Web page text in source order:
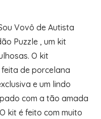
Vovô de Autista
Puzzle , um kit
O kit
de porcelana
e um lindo
com a tão amada
kit é feito com muito